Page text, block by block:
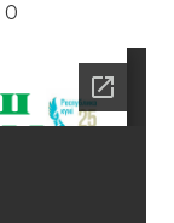
0